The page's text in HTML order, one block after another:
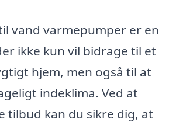
vand varmepumper er en
ikke kun vil bidrage til et
hjem, men også til at
indeklima. Ved at
tilbud kan du sikre dig, at